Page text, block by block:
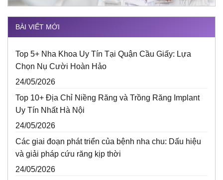
BÀI VIẾT MỚI
Top 5+ Nha Khoa Uy Tín Tại Quận Cầu Giấy: Lựa
Chọn Nụ Cười Hoàn Hảo
24/05/2026
Top 10+ Địa Chỉ Niềng Răng và Trồng Răng Implant
Uy Tín Nhất Hà Nội
24/05/2026
Các giai đoạn phát triển của bệnh nha chu: Dấu hiệu
và giải pháp cứu răng kịp thời
24/05/2026